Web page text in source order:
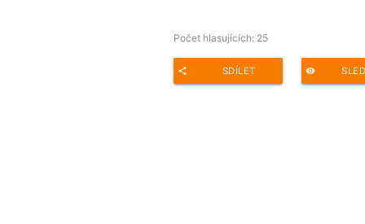
Počet hlasujících: 25
share SDÍLET remove_red_eye